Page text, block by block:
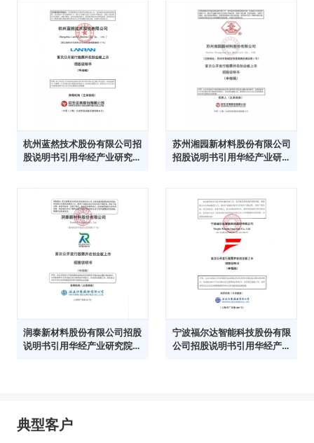
杭州蓝然技术股份有限公司招
股说明书引用华经产业研究院
苏州湘园新材料股份有限公司
招股说明书引用华经产业研究
润泰新材料股份有限公司招股
说明书引用华经产业研究院数
宁波福尔达智能科技股份有限
公司招股说明书引用华经产业
典型客户